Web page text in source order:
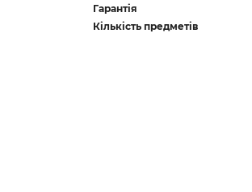
Гарантія
Кількість предметів